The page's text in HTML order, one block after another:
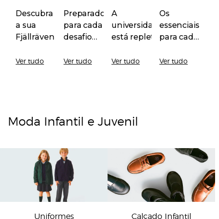
Descubra
a sua
Fjällräven
Ver tudo
Preparados
para cada
desafio
fora da
Ver tudo
A
universidade
está repleta
começos.
Ver tudo
Os
essenciais
para cada
cheio de
Ver tudo
Moda Infantil e Juvenil
Uniformes Calçado Infantil